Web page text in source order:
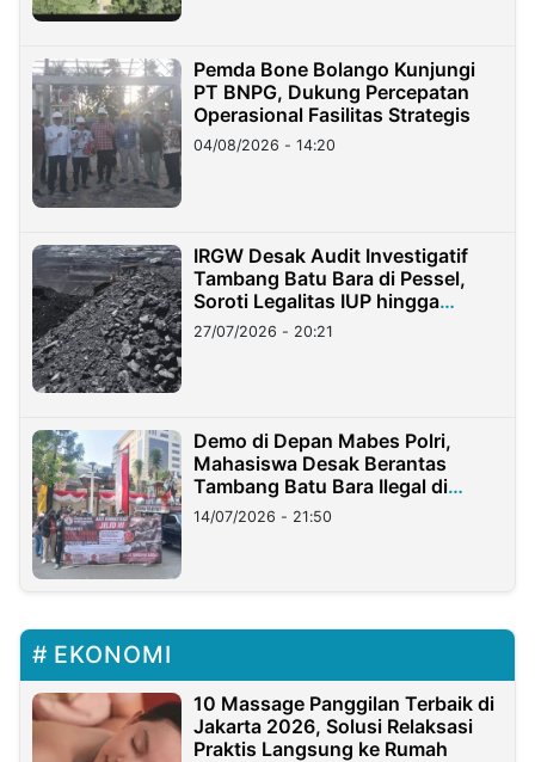
Pemda Bone Bolango Kunjungi
PT BNPG, Dukung Percepatan
Operasional Fasilitas Strategis
04/08/2026 - 14:20
IRGW Desak Audit Investigatif
Tambang Batu Bara di Pessel,
Soroti Legalitas IUP hingga
Stockpile
27/07/2026 - 20:21
Demo di Depan Mabes Polri,
Mahasiswa Desak Berantas
Tambang Batu Bara Ilegal di
Lampung
14/07/2026 - 21:50
EKONOMI
10 Massage Panggilan Terbaik di
Jakarta 2026, Solusi Relaksasi
Praktis Langsung ke Rumah